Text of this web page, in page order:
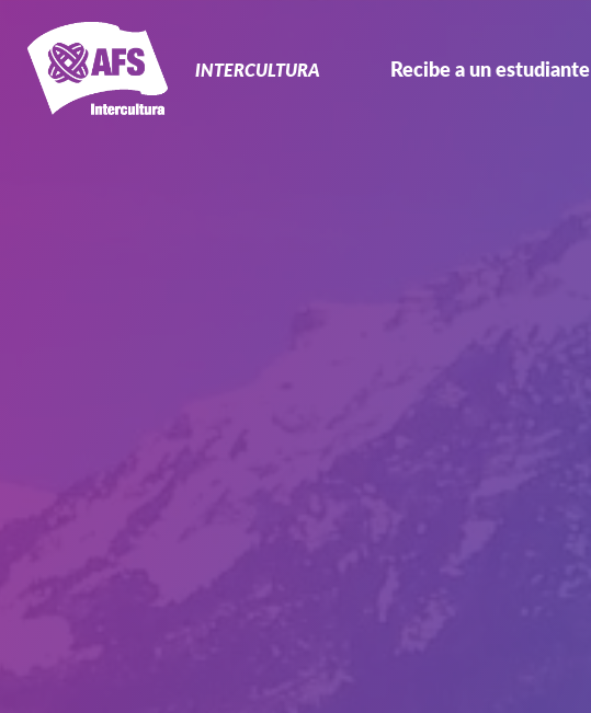
INTERCULTURA Recibe a un estudiante